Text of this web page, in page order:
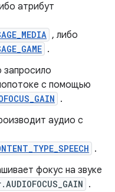
атрибут
, либо
.
запросило
с помощью
.
аудио с
.
фокус на звуке
.